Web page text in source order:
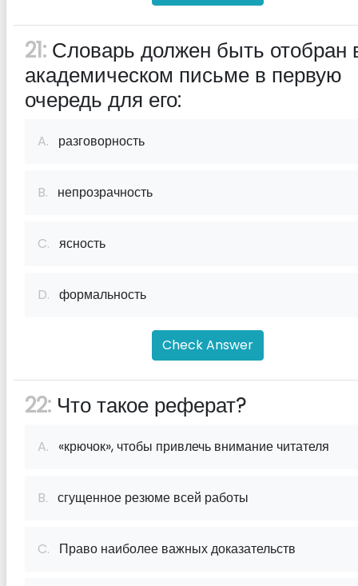
21: Словарь должен быть отобран
академическом письме в первую
очередь для его:
A. разговорность
B. непрозрачность
C. ясность
D. формальность
Check Answer
22: Что такое реферат?
A. «крючок», чтобы привлечь внимание читателя
B. сгущенное резюме всей работы
C. Право наиболее важных доказательств